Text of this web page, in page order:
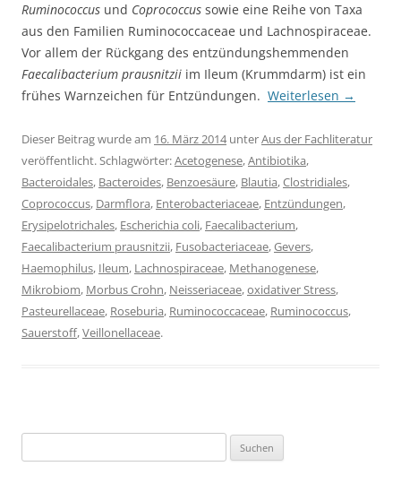
Ruminococcus und Coprococcus sowie eine Reihe von Taxa
aus den Familien Ruminococcaceae und Lachnospiraceae.
Vor allem der Rückgang des entzündungshemmenden
Faecalibacterium prausnitzii im Ileum (Krummdarm) ist ein
frühes Warnzeichen für Entzündungen. Weiterlesen →
Dieser Beitrag wurde am 16. März 2014unterAus der Fachliteratur
veröffentlicht. Schlagwörter:Acetogenese,Antibiotika,
Bacteroidales, Bacteroides, Benzoesäure, Blautia,Clostridiales,
Coprococcus, Darmflora, Enterobacteriaceae, Entzündungen,
Erysipelotrichales, Escherichia coli, Faecalibacterium,
Faecalibacterium prausnitzii, Fusobacteriaceae,Gevers,
Haemophilus, Ileum, Lachnospiraceae, Methanogenese,
Mikrobiom, Morbus Crohn, Neisseriaceae,oxidativer Stress,
Pasteurellaceae, Roseburia, Ruminococcaceae, Ruminococcus,
Sauerstoff,Veillonellaceae.
nach: